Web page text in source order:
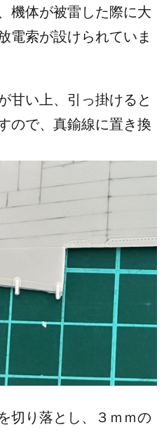
機体が被雷した際に大
電索が設けられていま
甘い上、引っ掛けると
ので、真鍮線に置き換
切り落とし、３ｍｍの